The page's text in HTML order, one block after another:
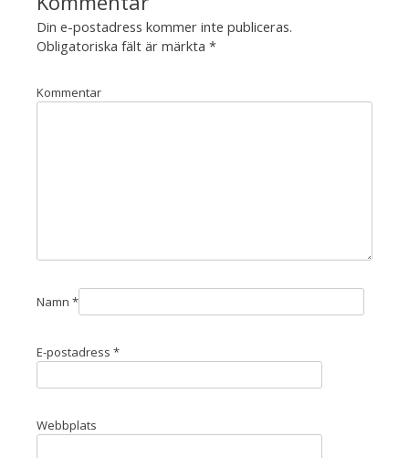
Din e-postadress kommer inte publiceras.
Obligatoriska fält är märkta *
Kommentar
Namn *
E-postadress *
Webbplats